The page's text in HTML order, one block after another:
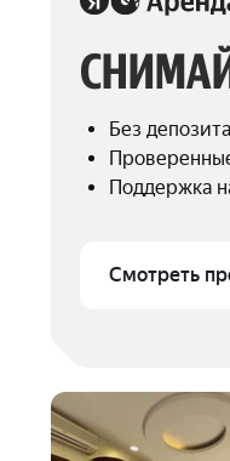
Без
Поддержка
Смотреть